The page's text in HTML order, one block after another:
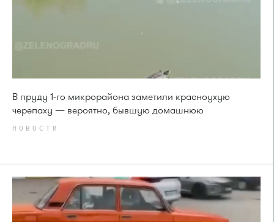
В пруду 1-го микрорайона заметили красноухую
черепаху — вероятно, бывшую домашнюю
НОВОСТИ